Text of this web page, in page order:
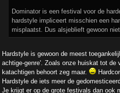
Dominator is een festival voor de
hardstyle impliceert misschien een
misplaatst. Dus alsjeblieft gewoon
Hardstyle is gewoon de meest
achtige-genre'. Zoals onze huiskat tot de
katachtigen behoort zeg maar.
Hardstyle de iets meer de
Je krijgt er op de grote festivals dan ook